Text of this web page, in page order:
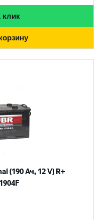
клик
(190 Ач, 12 V) R+